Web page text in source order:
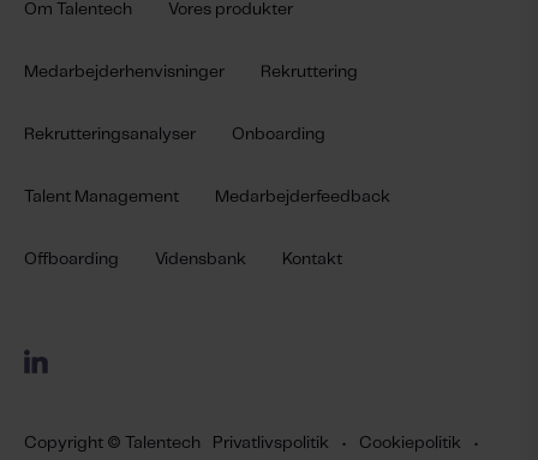
Om Talentech Vores produkter
Medarbejderhenvisninger Rekruttering
Rekrutteringsanalyser Onboarding
Talent Management Medarbejderfeedback
Offboarding Vidensbank Kontakt
Copyright © Talentech Privatlivspolitik • Cookiepolitik •